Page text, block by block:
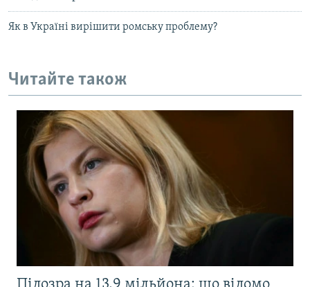
Як в Україні вирішити ромську проблему?
Читайте також